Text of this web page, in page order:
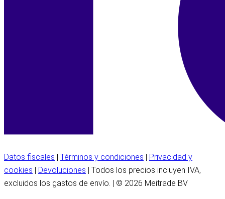
Datos fiscales Términos y condiciones
Privacidad y
cookies
Devoluciones | Todos los precios incluyen IVA,
excluidos los gastos de envío. | © 2026 Meitrade BV